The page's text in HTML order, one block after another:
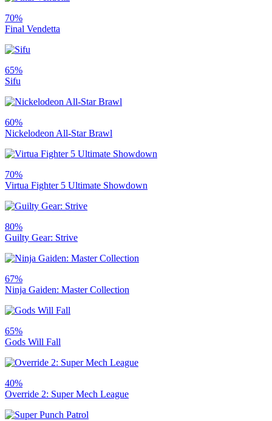
70%
Final Vendetta
65%
Sifu
60%
Nickelodeon All-Star Brawl
70%
Virtua Fighter 5 Ultimate Showdown
80%
Guilty Gear: Strive
67%
Ninja Gaiden: Master Collection
65%
Gods Will Fall
40%
Override 2: Super Mech League